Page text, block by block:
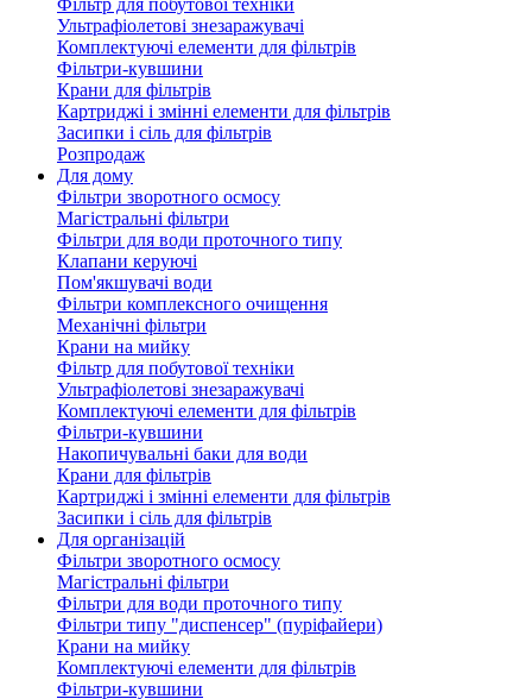
Фільтр для побутової техніки
Ультрафіолетові знезаражувачі
Комплектуючі елементи для фільтрів
Фільтри-кувшини
Крани для фільтрів
Картриджі і змінні елементи для фільтрів
Засипки і сіль для фільтрів
Розпродаж
Для дому
Фільтри зворотного осмосу
Магістральні фільтри
Фільтри для води проточного типу
Клапани керуючі
Пом'якшувачі води
Фільтри комплексного очищення
Механічні фільтри
Крани на мийку
Фільтр для побутової техніки
Ультрафіолетові знезаражувачі
Комплектуючі елементи для фільтрів
Фільтри-кувшини
Накопичувальні баки для води
Крани для фільтрів
Картриджі і змінні елементи для фільтрів
Засипки і сіль для фільтрів
Для організацій
Фільтри зворотного осмосу
Магістральні фільтри
Фільтри для води проточного типу
Фільтри типу "диспенсер" (пуріфайери)
Крани на мийку
Комплектуючі елементи для фільтрів
Фільтри-кувшини